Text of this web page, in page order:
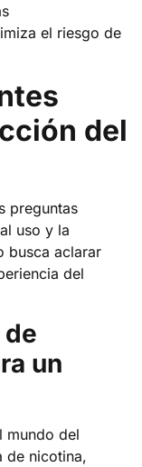
el riesgo de
del
preguntas
uso y la
busca aclarar
del
un
mundo del
de nicotina,